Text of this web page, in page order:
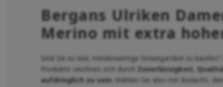
Bergans Ulriken
Merino mit extra
Sind Sie es leid, minderwertige Einwegartikel zu kaufen?
Produkte zeichnen sich durch
Zuverlässigkeit,
aufdringlich zu sein . Wählen Sie also mit Bedacht,